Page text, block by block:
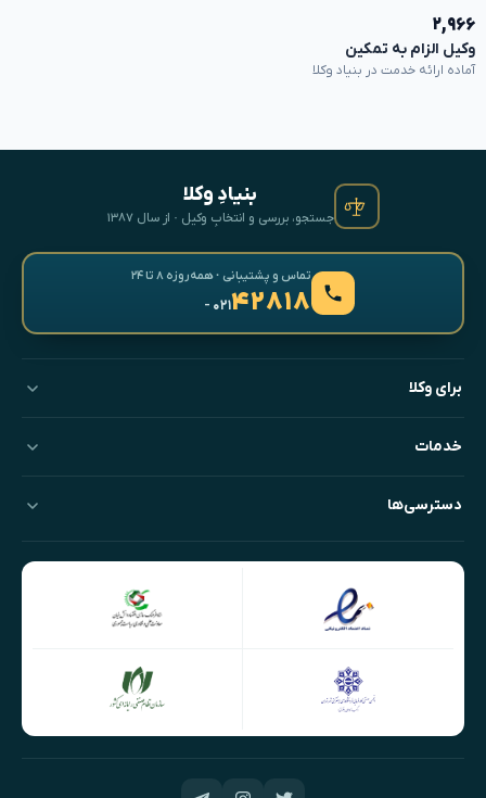
۲,۹۶۶
وکیل الزام به تمکین
آماده ارائه خدمت در بنیاد وکلا
بنیادِ وکلا
جستجو، بررسی و انتخابِ وکیل · از سال ۱۳۸۷
تماس و پشتیبانی · همه‌روزه ۸ تا ۲۴
۴۲۸۱۸- ۰۲۱
برای وکلا
خدمات
دسترسی‌ها